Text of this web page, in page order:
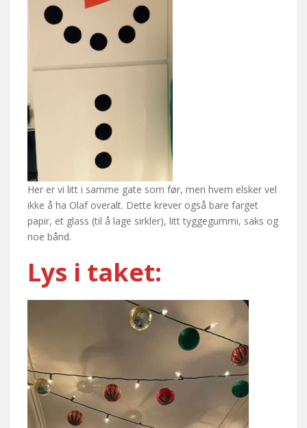
Her er vi litt i samme gate som før, men hvem elsker vel
ikke å ha Olaf overalt. Dette krever også bare farget
papir, et glass (til å lage sirkler), litt tyggegummi, saks og
noe bånd.
Lys i taket: